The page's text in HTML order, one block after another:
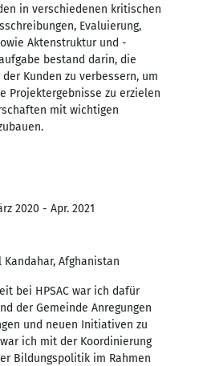
in verschiedenen kritischen
Evaluierung,
Aktenstruktur und -
bestand darin, die
Kunden zu verbessern, um
Projektergebnisse zu erzielen
mit wichtigen
2020 - Apr. 2021
Afghanistan
bei HPSAC war ich dafür
der Gemeinde Anregungen
und neuen Initiativen zu
ich mit der Koordinierung
Bildungspolitik im Rahmen